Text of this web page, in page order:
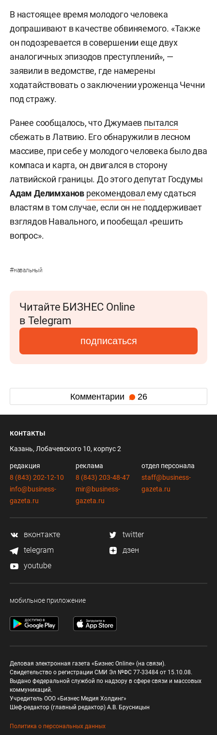
В настоящее время молодого человека
допрашивают в качестве обвиняемого. «Также
он подозревается в совершении еще двух
аналогичных эпизодов преступлений», —
заявили в ведомстве, где намерены
ходатайствовать о заключении уроженца Чечни
под стражу.
Ранее сообщалось, что Джумаев пытался
сбежать в Латвию. Его обнаружили в лесном
массиве, при себе у молодого человека было два
компаса и карта, он двигался в сторону
латвийской границы. До этого депутат Госдумы
Адам Делимханов рекомендовалему сдаться
властям в том случае, если он не поддерживает
взглядов Навального, и пообещал «решить
вопрос».
#навальный
Читайте БИЗНЕС Online
в Telegram
подписаться
Комментарии 26
контакты
Казань, Лобачевского 10, корпус 2
редакция
8 (843) 202-12-10
info@business-
gazeta.ru
реклама
8 (843) 203-48-47
mir@business-
gazeta.ru
отдел персонала
staff@business-
gazeta.ru
вконтакте
twitter
telegram
дзен
youtube
мобильное приложение
Деловая электронная газета «Бизнес Online» (на связи).
Свидетельство о регистрации СМИ Эл №ФС 77-33484 от 15.10.08.
Выдано федеральной службой по надзору в сфере связи и массовых
коммуникаций.
Учредитель ООО «Бизнес Медия Холдинг»
Шеф-редактор (главный редактор) А.В. Брусницын
Политика о персональных данных